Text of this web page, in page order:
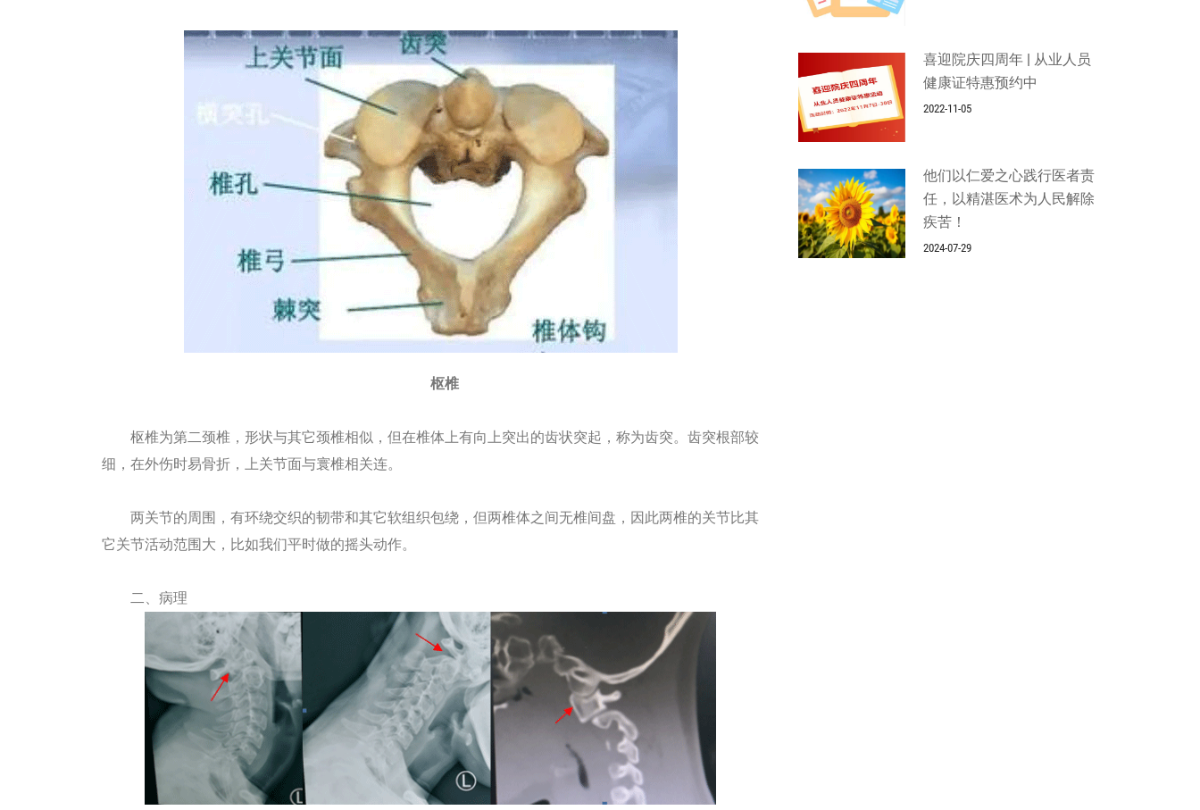
枢椎
枢椎为第二颈椎，形状与其它颈椎相似，但在椎体上有向上突出的齿状突起，称为齿突。齿突根部较
细，在外伤时易骨折，上关节面与寰椎相关连。
两关节的周围，有环绕交织的韧带和其它软组织包绕，但两椎体之间无椎间盘，因此两椎的关节比其
它关节活动范围大，比如我们平时做的摇头动作。
二、病理
喜迎院庆四周年 | 从业人员
健康证特惠预约中
2022-11-05
他们以仁爱之心践行医者责
任，以精湛医术为人民解除
疾苦！
2024-07-29